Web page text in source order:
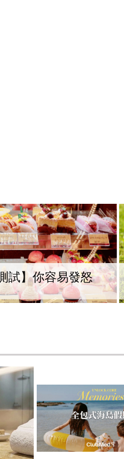
試】你容易發怒